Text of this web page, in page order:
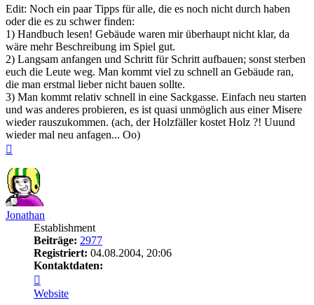
Edit: Noch ein paar Tipps für alle, die es noch nicht durch haben
oder die es zu schwer finden:
1) Handbuch lesen! Gebäude waren mir überhaupt nicht klar, da
wäre mehr Beschreibung im Spiel gut.
2) Langsam anfangen und Schritt für Schritt aufbauen; sonst sterben
euch die Leute weg. Man kommt viel zu schnell an Gebäude ran,
die man erstmal lieber nicht bauen sollte.
3) Man kommt relativ schnell in eine Sackgasse. Einfach neu starten
und was anderes probieren, es ist quasi unmöglich aus einer Misere
wieder rauszukommen. (ach, der Holzfäller kostet Holz ?! Uuund
wieder mal neu anfagen... Oo)
Jonathan
Establishment
Beiträge: 2977
Registriert: 04.08.2004, 20:06
Kontaktdaten:
von
Website